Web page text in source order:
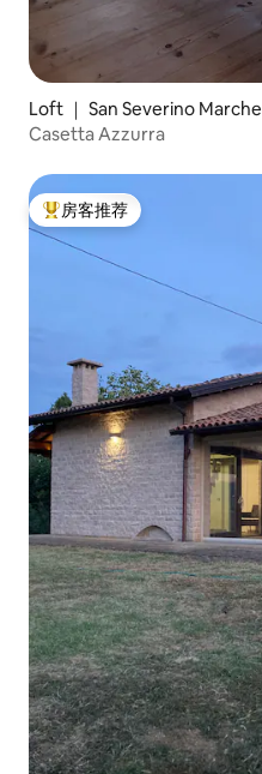
Loft ｜ San Severino Marche
Casetta Azzurra
热门「房客推荐」
房客推荐